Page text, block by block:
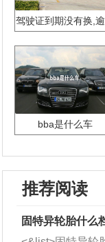
驾驶证到期没有换,
bba是什么车
推荐阅读
固特异轮胎什么